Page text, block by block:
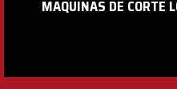
MAQUINAS DE CORTE